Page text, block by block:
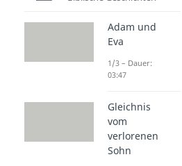
Buddhismus
Anders als in
wie
— gibt es im
allmächtigen
Adam und
Eva
1/3 – Dauer:
03:47
Gleichnis
vom
verlorenen
Sohn